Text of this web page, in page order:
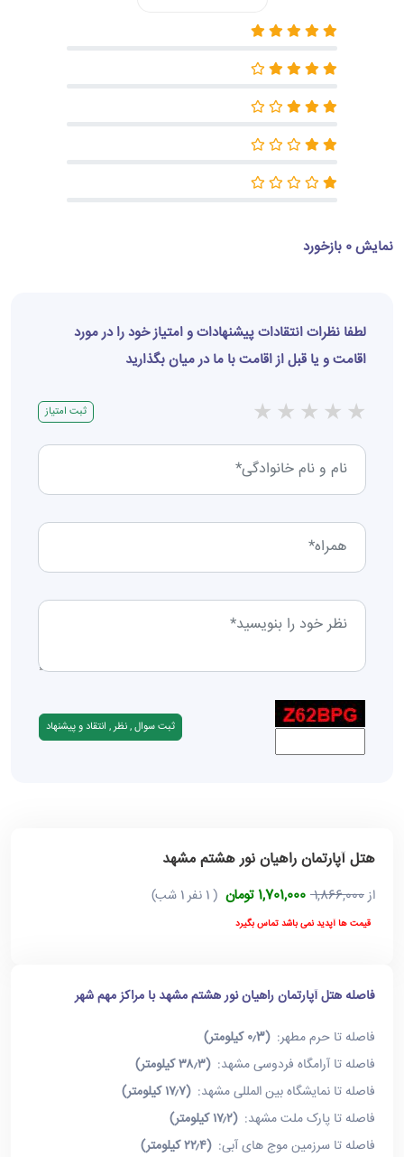
نمایش 0 بازخورد
لطفا نظرات انتقادات پیشنهادات و امتیاز خود را در مورد
اقامت و یا قبل از اقامت با ما در میان بگذارید
★
★
★
★
★ ثبت امتیاز
هتل آپارتمان راهیان نور هشتم مشهد
از1,866,000 1,701,000 تومان ( 1 نفر 1 شب)
قیمت ها آپدید نمی باشد تماس بگیرد
فاصله هتل آپارتمان راهیان نور هشتم مشهد با مراکز مهم شهر
فاصله تا حرم مطهر:(۰٫3 کیلومتر)
فاصله تا آرامگاه فردوسی مشهد:(۳۸٫۳ کیلومتر)
فاصله تا نمایشگاه بین المللی مشهد:(۱۷٫۷ کیلومتر)
فاصله تا پارک ملت مشهد:(۱۷٫۲ کیلومتر)
فاصله تا سرزمین موج های آبی:(۲۲٫۴ کیلومتر)